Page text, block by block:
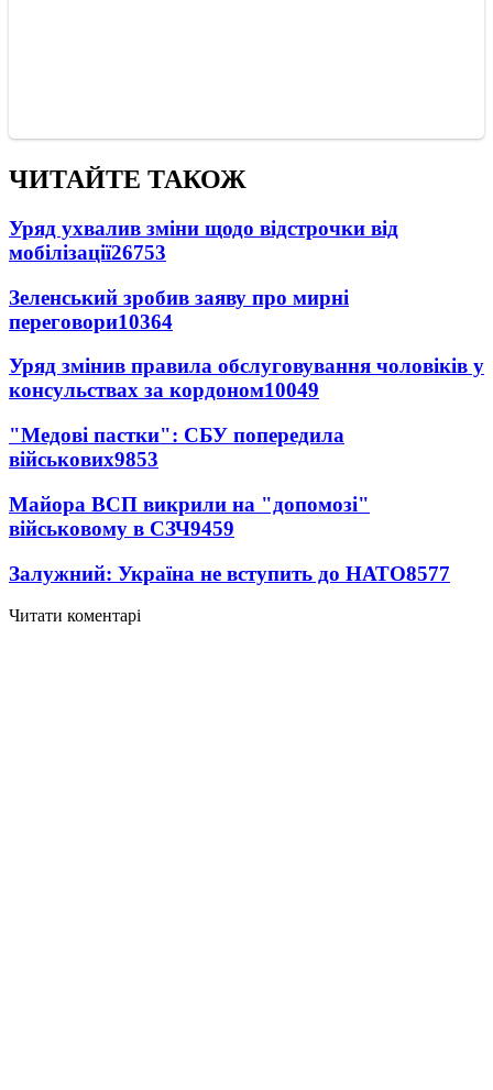
ЧИТАЙТЕ ТАКОЖ
Уряд ухвалив зміни щодо відстрочки від
мобілізації26753
Зеленський зробив заяву про мирні
переговори10364
Уряд змінив правила обслуговування чоловіків у
консульствах за кордоном10049
"Медові пастки": СБУ попередила
військових9853
Майора ВСП викрили на "допомозі"
військовому в СЗЧ9459
Залужний: Україна не вступить до НАТО8577
Читати коментарі